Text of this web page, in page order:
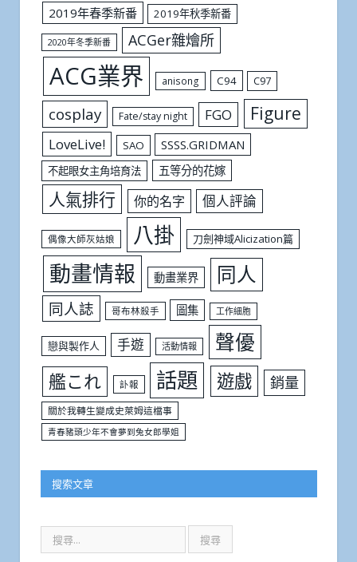
2019年春季新番
2019年秋季新番
2020年冬季新番 ACGer雜燴所
ACG業界 anisong C94 C97
cosplay Fate/stay night FGO Figure
LoveLive! SAO SSSS.GRIDMAN
不起眼女主角培育法 五等分的花嫁
人氣排行 你的名字 個人評論
偶像大師灰姑娘 八掛 刀劍神域Alicization篇
動畫情報 動畫業界 同人
同人誌 哥布林殺手 圖集 工作細胞
戀與製作人 手遊 活動情報 聲優
艦これ 訃報 話題 遊戲 銷量
關於我轉生變成史萊姆這檔事
青春豬頭少年不會夢到兔女郎學姐
搜索文章